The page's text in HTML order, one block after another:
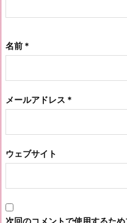
名前 *
メールアドレス *
ウェブサイト
次回のコメントで使用するた